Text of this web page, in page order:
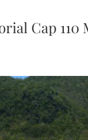
Cap